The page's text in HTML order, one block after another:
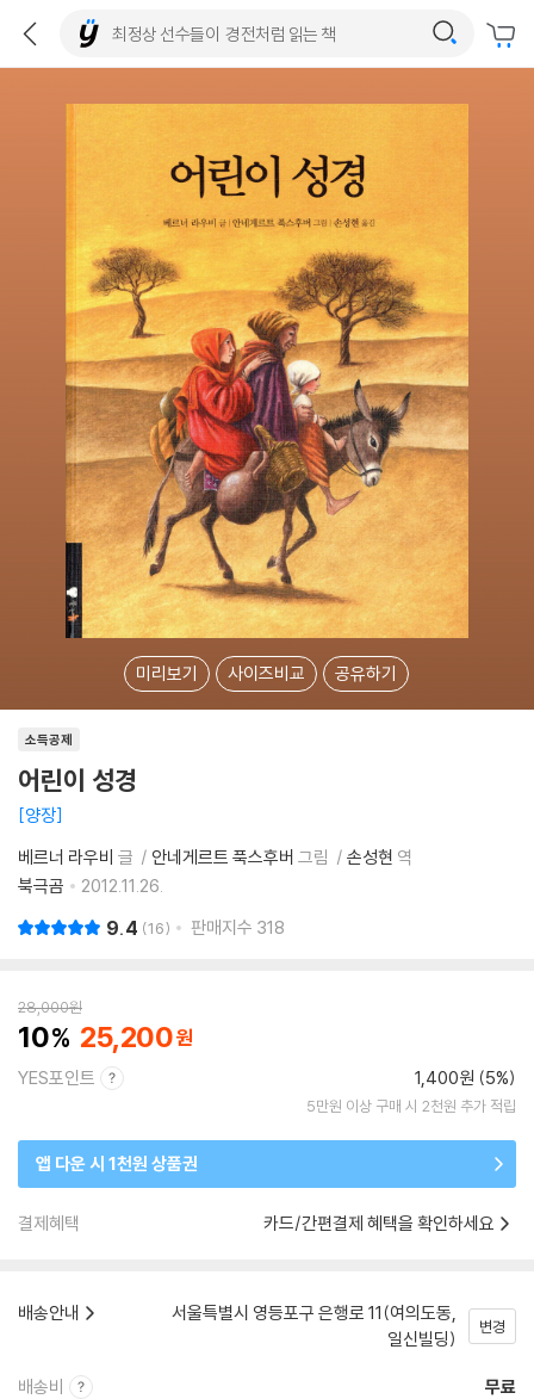
미리보기 사이즈비교 공유하기
소득공제
어린이 성경
양장
베르너 라우비 글 안네게르트 푹스후버 그림 손성현 역
북극곰
2012.11.26.
9.4 16 판매지수 318
28,000원
10 25,200
YES포인트 1,400원 (5%)
5만원 이상 구매 시 2천원 추가 적립
앱 다운 시 1천원 상품권
결제혜택 카드/간편결제 혜택을 확인하세요
배송안내
서울특별시 영등포구 은행로 11(여의도동,
일신빌딩)
변경
배송비 무료